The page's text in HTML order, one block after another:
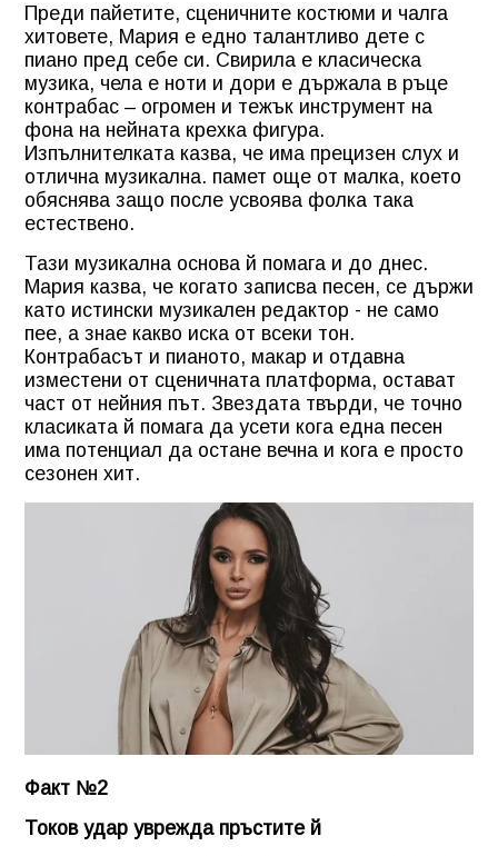
Преди пайетите, сценичните костюми и чалга
хитовете, Мария е едно талантливо дете с
пиано пред себе си. Свирила е класическа
музика, чела е ноти и дори е държала в ръце
контрабас – огромен и тежък инструмент на
фона на нейната крехка фигура.
Изпълнителката казва, че има прецизен слух и
отлична музикална. памет още от малка, което
обяснява защо после усвоява фолка така
естествено.
Тази музикална основа й помага и до днес.
Мария казва, че когато записва песен, се държи
като истински музикален редактор - не само
пее, а знае какво иска от всеки тон.
Контрабасът и пианото, макар и отдавна
изместени от сценичната платформа, остават
част от нейния път. Звездата твърди, че точно
класиката й помага да усети кога една песен
има потенциал да остане вечна и кога е просто
сезонен хит.
Факт №2
Токов удар уврежда пръстите й